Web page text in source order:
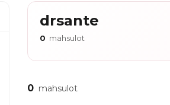
drsante
0 mahsulot
0 mahsulot